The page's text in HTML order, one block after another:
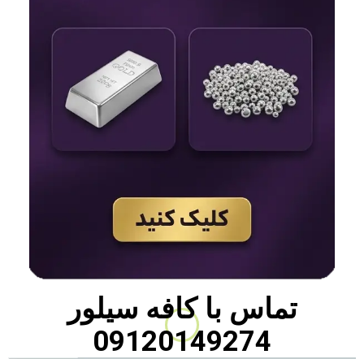
تماس باکافه سیلور
09120149274